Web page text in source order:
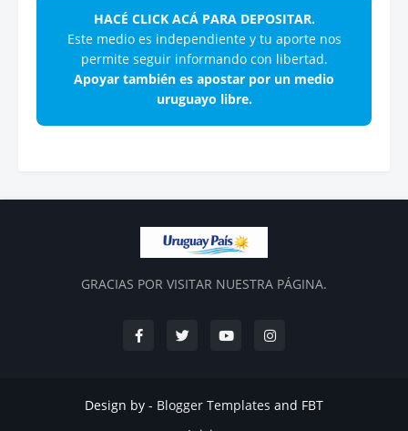
HACÉ CLICK ACÁ PARA DEPOSITAR.
Este medio es independiente y tu aporte nos
permite seguir informando con libertad.
Apoyar también es apostar por un medio
uruguayo libre.
GRACIAS POR VISITAR NUESTRA PÁGINA.
Design by - Blogger Templates and FBT